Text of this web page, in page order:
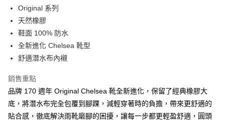
貨到付款
運送方式
付款後萊爾富取貨
付款後7-11取貨
Original 系列
天然橡膠
鞋面 100% 防水
全新進化 Chelsea 靴型
舒適潛水布內襯
銷售重點
品牌 170 週年 Original Chelsea 靴全新進化，保留了經典橡膠大
底，將潛水布完全包覆到腳踝，減輕穿著時的負擔，帶來更舒適的
貼合感，徹底解決雨靴磨腳的困擾，讓每一步都更輕盈舒適，圓頭